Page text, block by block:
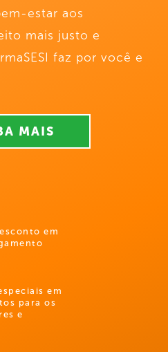
estar aos
mais justo e
faz por você e
MAIS
em
em
para os
e